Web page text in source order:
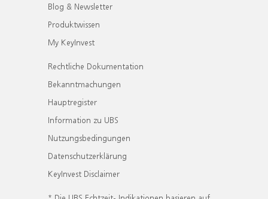
Blog & Newsletter
Produktwissen
My KeyInvest
Rechtliche Dokumentation
Bekanntmachungen
Hauptregister
Information zu UBS
Nutzungsbedingungen
Datenschutzerklärung
KeyInvest Disclaimer